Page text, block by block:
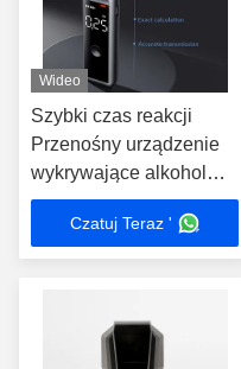
Wideo
Szybki czas reakcji
Przenośny urządzenie
wykrywające alkohol
lekki kieszonkowy tester
oddychu alkoholu Mr
czarny 1000
Czatuj Teraz '